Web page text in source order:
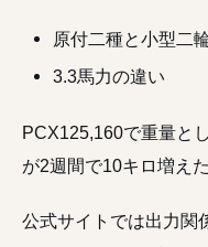
原付二種と小型二
3.3馬力の違い
PCX125,160で重量と
が2週間で10キロ増え
公式サイトでは出力関